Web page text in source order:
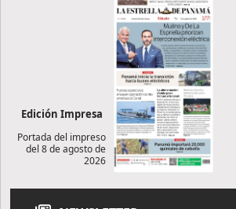
Edición Impresa
Portada del impreso
del 8 de agosto de
2026